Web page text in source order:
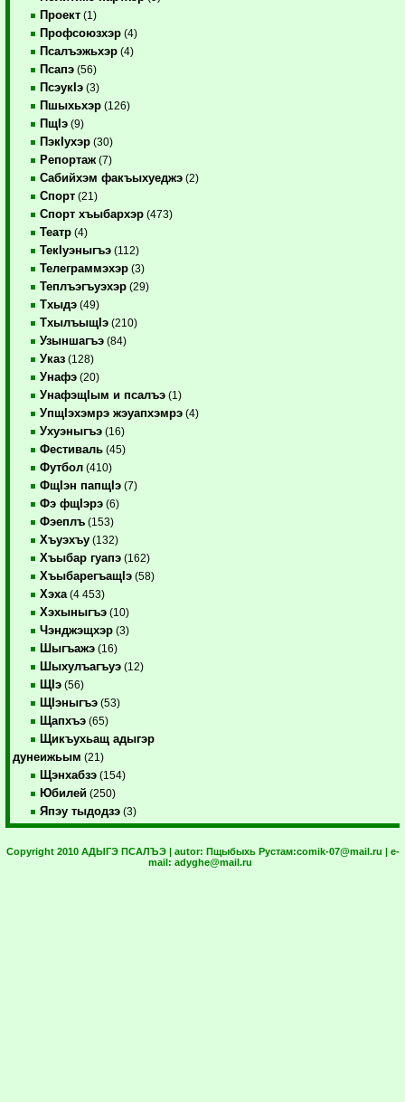
Проект (1)
Профсоюзхэр (4)
Псалъэжьхэр (4)
Псапэ (56)
ПсэукIэ (3)
Пшыхьхэр (126)
ПщIэ (9)
ПэкIухэр (30)
Репортаж (7)
Сабийхэм факъыхуеджэ (2)
Спорт (21)
Спорт хъыбархэр (473)
Театр (4)
ТекIуэныгъэ (112)
Телеграммэхэр (3)
Теплъэгъуэхэр (29)
Тхыдэ (49)
ТхылъыщIэ (210)
Узыншагъэ (84)
Указ (128)
Унафэ (20)
УнафэщIым и псалъэ (1)
УпщIэхэмрэ жэуапхэмрэ (4)
Ухуэныгъэ (16)
Фестиваль (45)
Футбол (410)
ФщIэн папщIэ (7)
Фэ фщIэрэ (6)
Фэеплъ (153)
Хъуэхъу (132)
Хъыбар гуапэ (162)
ХъыбарегъащIэ (58)
Хэха (4 453)
Хэхыныгъэ (10)
Чэнджэщхэр (3)
Шыгъажэ (16)
Шыхулъагъуэ (12)
ЩIэ (56)
ЩIэныгъэ (53)
Щапхъэ (65)
Щикъухьащ адыгэр
дунеижьым (21)
Щэнхабзэ (154)
Юбилей (250)
Япэу тыдодзэ (3)
Copyright 2010 АДЫГЭ ПСАЛЪЭ | autor: Пщыбыхь Рустам:comik-07@mail.ru | e-
mail: adyghe@mail.ru